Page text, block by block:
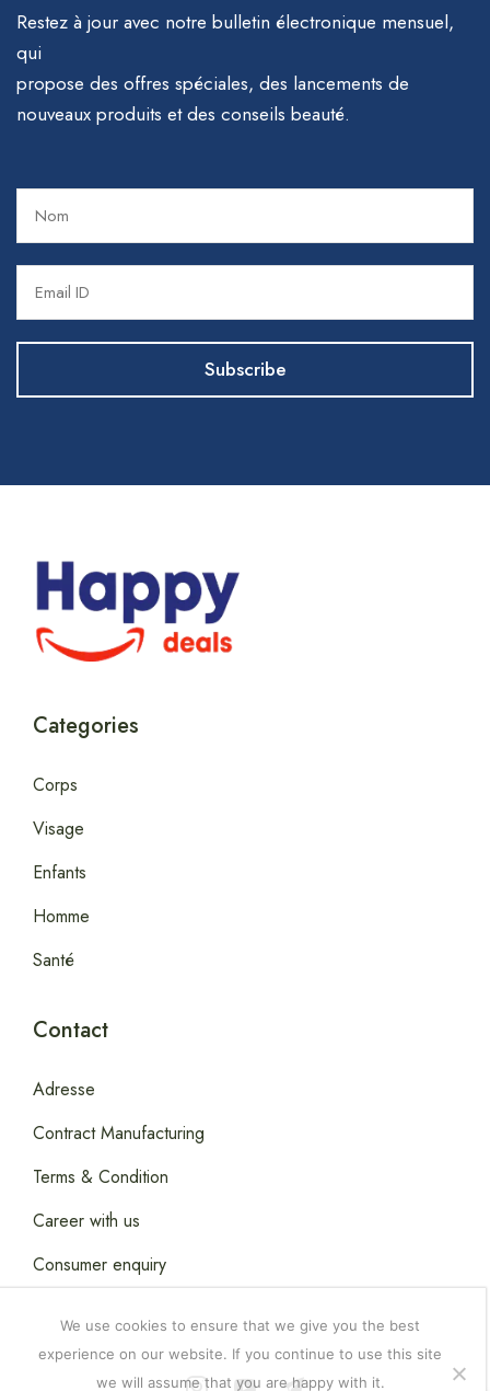
Restez à jour avec notre bulletin électronique mensuel,
qui
propose des offres spéciales, des lancements de
nouveaux produits et des conseils beauté.
Categories
Corps
Visage
Enfants
Homme
Santé
Contact
Adresse
Contract Manufacturing
Terms & Condition
Career with us
Consumer enquiry
We use cookies to ensure that we give you the best
experience on our website. If you continue to use this site
we will assume that you are happy with it.